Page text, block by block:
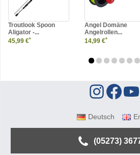
Troutlook Spoon
Aligator -...
45,99 €*
Angel Domäne
Angelrollen...
14,99 €*
Deutsch
(05273)